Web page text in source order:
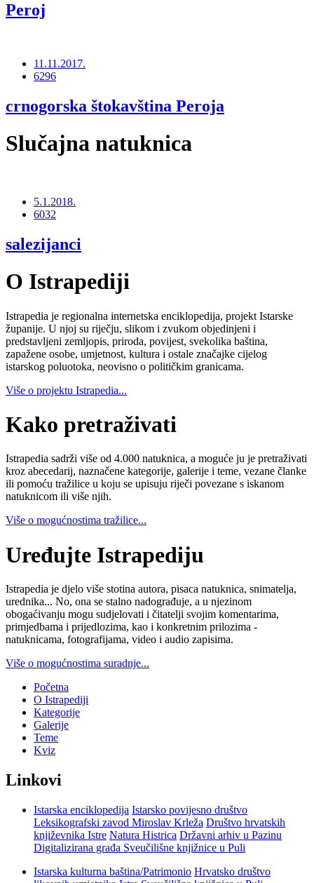
Peroj
11.11.2017.
6296
crnogorska štokavština Peroja
Slučajna natuknica
5.1.2018.
6032
salezijanci
O Istrapediji
Istrapedia je regionalna internetska enciklopedija, projekt Istarske
županije. U njoj su riječju, slikom i zvukom objedinjeni i
predstavljeni zemljopis, priroda, povijest, svekolika baština,
zapažene osobe, umjetnost, kultura i ostale značajke cijelog
istarskog poluotoka, neovisno o političkim granicama.
Više o projektu Istrapedia...
Kako pretraživati
Istrapedia sadrži više od 4.000 natuknica, a moguće ju je pretraživati
kroz abecedarij, naznačene kategorije, galerije i teme, vezane članke
ili pomoću tražilice u koju se upisuju riječi povezane s iskanom
natuknicom ili više njih.
Više o mogućnostima tražilice...
Uređujte Istrapediju
Istrapedia je djelo više stotina autora, pisaca natuknica, snimatelja,
urednika... No, ona se stalno nadograđuje, a u njezinom
obogaćivanju mogu sudjelovati i čitatelji svojim komentarima,
primjedbama i prijedlozima, kao i konkretnim prilozima -
natuknicama, fotografijama, video i audio zapisima.
Više o mogućnostima suradnje...
Početna
O Istrapediji
Kategorije
Galerije
Teme
Kviz
Linkovi
Istarska enciklopedija Istarsko povijesno društvo
Leksikografski zavod Miroslav Krleža Društvo hrvatskih
književnika Istre Natura Histrica Državni arhiv u Pazinu
Digitalizirana građa Sveučilišne knjižnice u Puli
Istarska kulturna baština/Patrimonio Hrvatsko društvo